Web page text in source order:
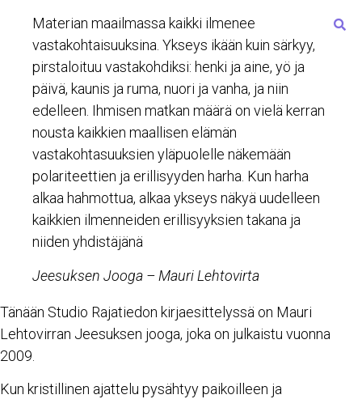
Materian maailmassa kaikki ilmenee
vastakohtaisuuksina. Ykseys ikään kuin särkyy,
pirstaloituu vastakohdiksi: henki ja aine, yö ja
päivä, kaunis ja ruma, nuori ja vanha, ja niin
edelleen. Ihmisen matkan määrä on vielä kerran
nousta kaikkien maallisen elämän
vastakohtasuuksien yläpuolelle näkemään
polariteettien ja erillisyyden harha. Kun harha
alkaa hahmottua, alkaa ykseys näkyä uudelleen
kaikkien ilmenneiden erillisyyksien takana ja
niiden yhdistäjänä
Jeesuksen Jooga – Mauri Lehtovirta
Tänään Studio Rajatiedon kirjaesittelyssä on Mauri
Lehtovirran Jeesuksen jooga, joka on julkaistu vuonna
2009.
Kun kristillinen ajattelu pysähtyy paikoilleen ja